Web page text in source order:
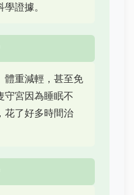
證據。
體重減輕，甚至免
守宮因為睡眠不
花了好多時間治